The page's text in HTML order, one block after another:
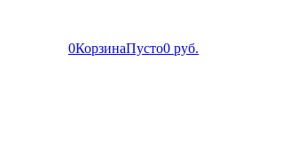
0КорзинаПусто0 руб.